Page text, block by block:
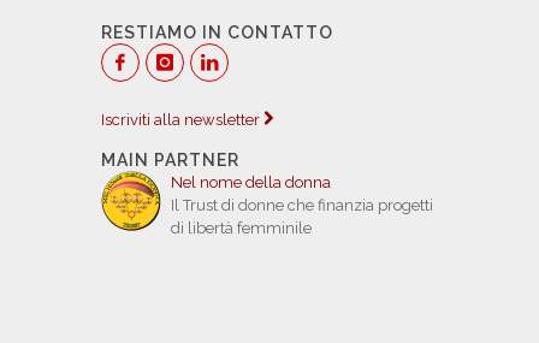
RESTIAMO IN CONTATTO
Iscriviti alla newsletter
MAIN PARTNER
Nel nome della donna
Il Trust di donne che finanzia progetti
di libertà femminile